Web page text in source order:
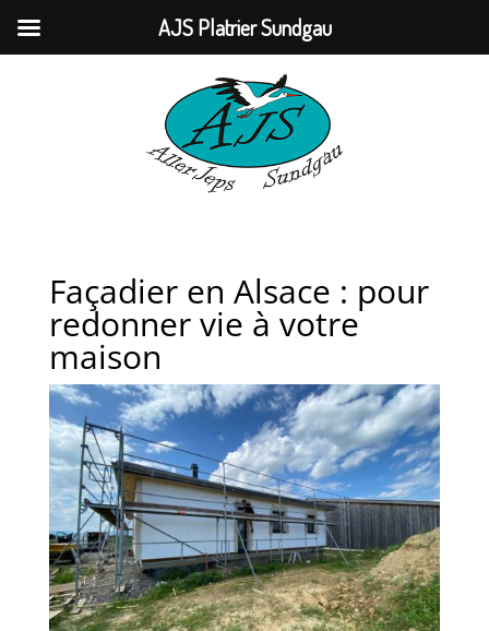
Façadier en Alsace : pour
redonner vie à votre
maison
AJS Platrier Sundgau